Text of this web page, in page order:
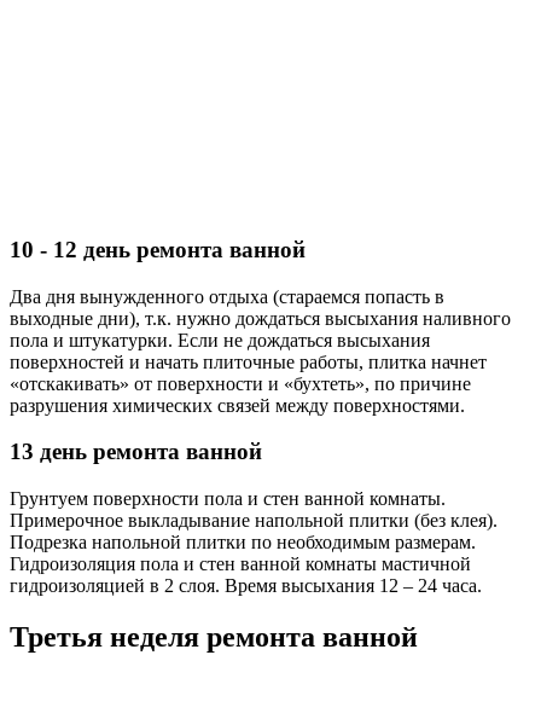
10 - 12 день ремонта ванной
Два дня вынужденного отдыха (стараемся попасть в
выходные дни), т.к. нужно дождаться высыхания наливного
пола и штукатурки. Если не дождаться высыхания
поверхностей и начать плиточные работы, плитка начнет
«отскакивать» от поверхности и «бухтеть», по причине
разрушения химических связей между поверхностями.
13 день ремонта ванной
Грунтуем поверхности пола и стен ванной комнаты.
Примерочное выкладывание напольной плитки (без клея).
Подрезка напольной плитки по необходимым размерам.
Гидроизоляция пола и стен ванной комнаты мастичной
гидроизоляцией в 2 слоя. Время высыхания 12 – 24 часа.
Третья неделя ремонта ванной